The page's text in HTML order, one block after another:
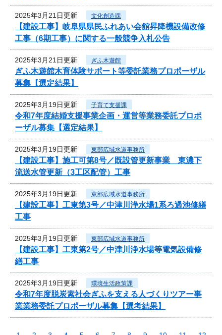
2025年3月21日更新 文化創造課
【建設工事】岐阜県県民ふれあい会館昇降機設備改修
工事（6期工事）に関する一般競争入札公告
2025年3月21日更新 ぎふ木遊館
ぎふ木遊館木育体験サポート等委託業務プロポーザル
募集【選定結果】
2025年3月19日更新 子育て支援課
令和7年度結婚支援事業企画・運営等業務委託プロポ
ーザル募集【選定結果】
2025年3月19日更新 東部広域水道事務所
【建設工事】施工可第8号／既設管更新事業 東濃下
流送水管更新（3工区配管）工事
2025年3月19日更新 東部広域水道事務所
【建設工事】工東第3号／中津川浄水場1系ろ過池修繕
工事
2025年3月19日更新 東部広域水道事務所
【建設工事】工東第2号／中津川浄水場等電気設備修
繕工事
2025年3月19日更新 環境生活政策課
令和7年度脱炭素社会ぎふを支える人づくりツアー事
業業務委託プロポーザル募集【選考結果】